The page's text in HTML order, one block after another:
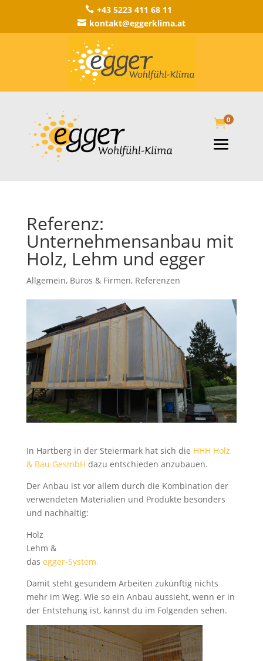
 +43 5223 411 68 11
 kontakt@eggerklima.at
0
Referenz:
Unternehmensanbau mit
Holz, Lehm und egger
Allgemein, Büros & Firmen, Referenzen
In Hartberg in der Steiermark hat sich die HHH Holz
& Bau GesmbH dazu entschieden anzubauen.
Der Anbau ist vor allem durch die Kombination der
verwendeten Materialien und Produkte besonders
und nachhaltig:
Holz
Lehm &
das egger-System.
Damit steht gesundem Arbeiten zukünftig nichts
mehr im Weg. Wie so ein Anbau aussieht, wenn er in
der Entstehung ist, kannst du im Folgenden sehen.